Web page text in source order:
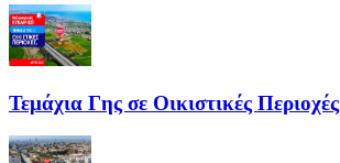
Τεμάχια Γης σε Οικιστικές Περιοχές